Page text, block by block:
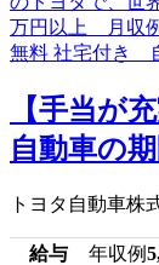
【手当が
自動車の
トヨタ自動車株
給与 年収例